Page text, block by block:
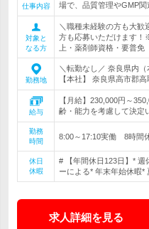
仕事内容
場で、品質管理やGMP関
対象と
なる方
＼職種未経験の方も大
方も応募いただけます！
上・薬剤師資格・要普免
勤務地
＼転勤なし／ 奈良県内（
【本社】 奈良県高市郡
給与
【月給】230,000円～
齢・能力を考慮して決定
勤務
時間
8:00～17:10実働 8時間
休日
休暇
# 【年間休日123日】*
ーによる* 年末年始休暇*
求人詳細を見る